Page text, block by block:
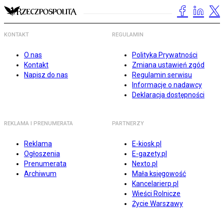
KONTAKT
O nas
Kontakt
Napisz do nas
REGULAMIN
Polityka Prywatności
Zmiana ustawień zgód
Regulamin serwisu
Informacje o nadawcy
Deklaracja dostępności
REKLAMA I PRENUMERATA
Reklama
Ogłoszenia
Prenumerata
Archiwum
PARTNERZY
E-kiosk.pl
E-gazety.pl
Nexto.pl
Mała księgowość
Kancelarierp.pl
Wieści Rolnicze
Życie Warszawy